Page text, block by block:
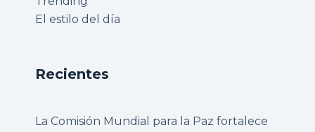
El estilo del día
Recientes
La Comisión Mundial para la Paz fortalece